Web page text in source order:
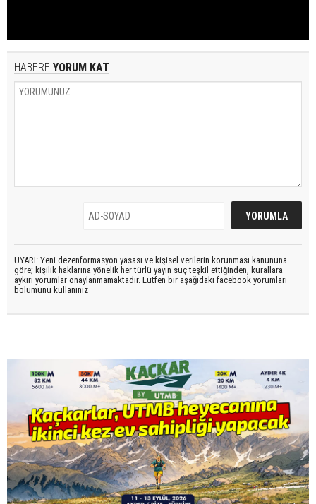
HABERE YORUM KAT
UYARI: Yeni dezenformasyon yasası ve kişisel verilerin korunması kanununa
göre; kişilik haklarına yönelik her türlü yayın suç teşkil ettiğinden, kurallara
aykırı yorumlar onaylanmamaktadır. Lütfen bir aşağıdaki facebook yorumları
bölümünü kullanınız